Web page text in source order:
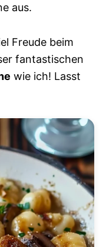
aus.
Freude beim
fantastischen
wie ich! Lasst